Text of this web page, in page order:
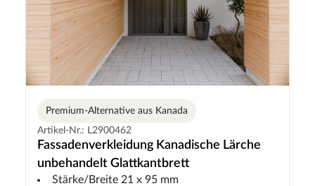
Premium-Alternative aus Kanada
Artikel-Nr.: L2900462
Fassadenverkleidung Kanadische Lärche
unbehandelt Glattkantbrett
Stärke/Breite 21 x 95 mm